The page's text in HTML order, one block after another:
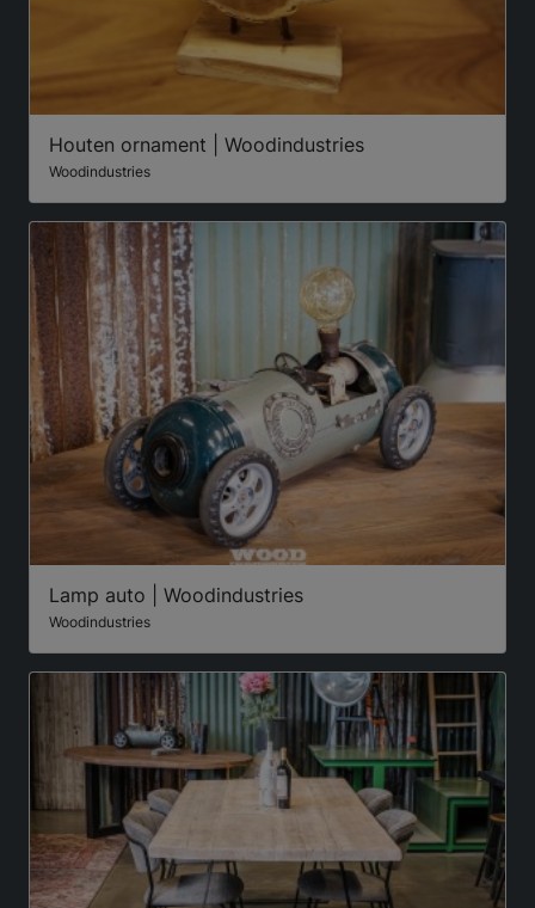
Houten ornament | Woodindustries
Woodindustries
Lamp auto | Woodindustries
Woodindustries